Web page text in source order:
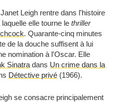
Leigh rentre dans l'histoire
elle tourne le thriller
. Quarante-cinq minutes
de la douche suffisent à lui
nomination à l'Oscar. Elle
Sinatra dans Un crime dans la
Détective privé (1966).
se consacre principalement